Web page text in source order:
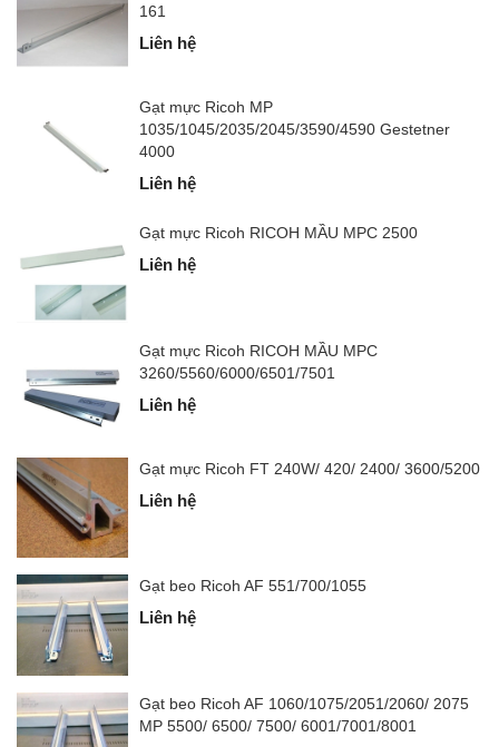
161
Liên hệ
Gạt mực Ricoh MP
1035/1045/2035/2045/3590/4590 Gestetner
4000
Liên hệ
Gạt mực Ricoh RICOH MẦU MPC 2500
Liên hệ
Gạt mực Ricoh RICOH MẦU MPC
3260/5560/6000/6501/7501
Liên hệ
Gạt mực Ricoh FT 240W/ 420/ 2400/ 3600/5200
Liên hệ
Gạt beo Ricoh AF 551/700/1055
Liên hệ
Gạt beo Ricoh AF 1060/1075/2051/2060/ 2075
MP 5500/ 6500/ 7500/ 6001/7001/8001